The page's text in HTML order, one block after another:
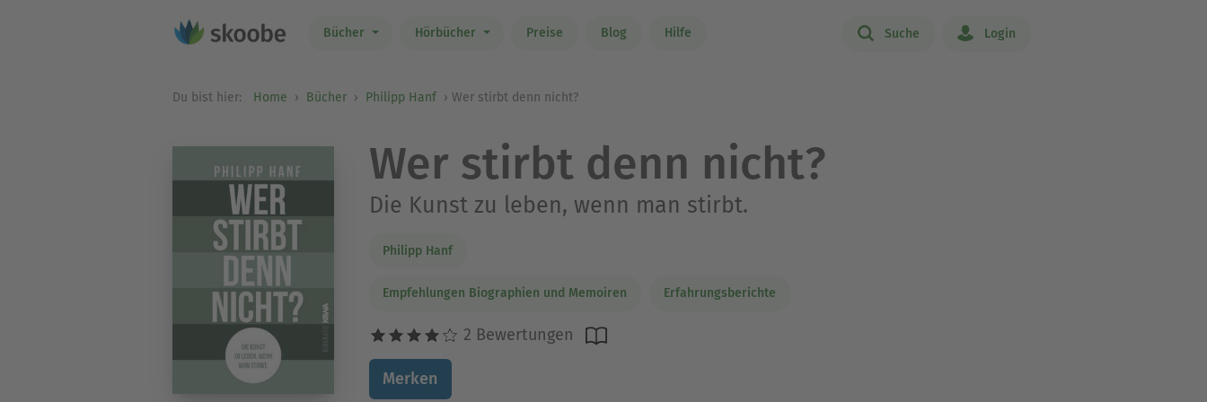
Bücher Hörbücher Preise Blog Hilfe Suche Login
Du bist hier: Home Bücher Philipp Hanf Wer stirbt denn nicht?
Wer stirbt denn nicht?
Die Kunst zu leben, wenn man stirbt.
Philipp Hanf
Empfehlungen Biographien und Memoiren Erfahrungsberichte
2 Bewertungen
Merken